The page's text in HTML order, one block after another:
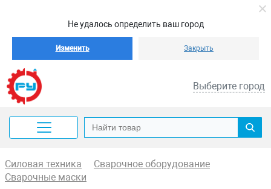
Не удалось определить ваш город
Изменить Закрыть
Выберите город
Силовая техника
Сварочное оборудование
Сварочные маски